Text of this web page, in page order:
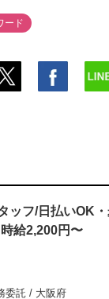
ード
ッフ/日払いOK
給2,200円〜
委託 / 大阪府